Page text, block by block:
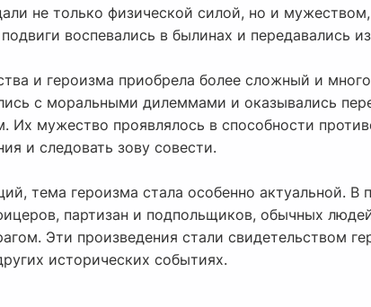
не только физической силой, но и
воспевались в былинах и передавались
и героизма приобрела более сложный и
с моральными дилеммами и оказывались
Их мужество проявлялось в способности
и следовать зову совести.
тема героизма стала особенно актуальной. В
партизан и подпольщиков, обычных
Эти произведения стали свидетельством
исторических событиях.